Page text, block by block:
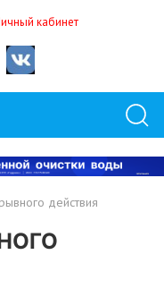
кабинет
действия